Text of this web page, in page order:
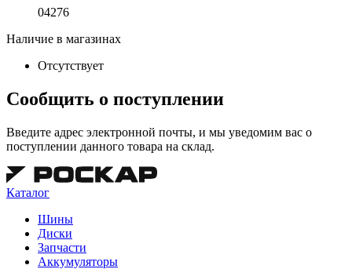
04276
Наличие в магазинах
Отсутствует
Сообщить о поступлении
Введите адрес электронной почты, и мы уведомим вас о
поступлении данного товара на склад.
Каталог
Шины
Диски
Запчасти
Аккумуляторы